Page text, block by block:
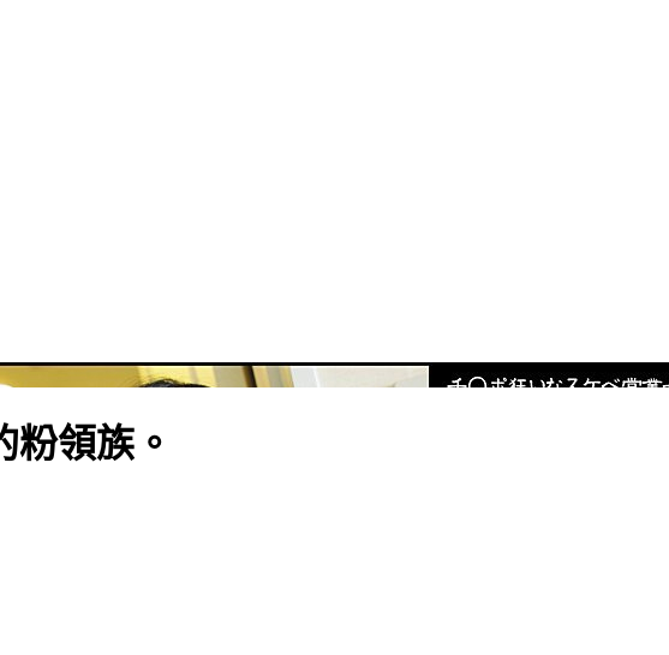
領族。